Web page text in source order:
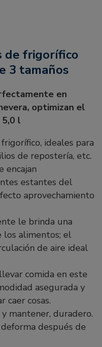
3 tamaños
en
optimizan el
5,0 l
ideales para
de repostería, etc.
encajan
estantes del
aprovechamiento
le brinda una
los alimentos; el
de aire ideal
comida en este
asegurada y
caer cosas.
mantener, duradero.
después de